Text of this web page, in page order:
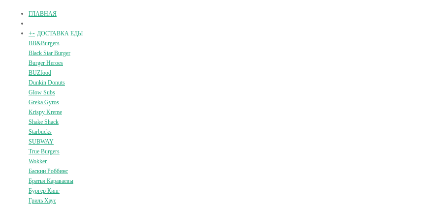
ГЛАВНАЯ
+- ДОСТАВКА ЕДЫ
BB&Burgers
Black Star Burger
Burger Heroes
BUZfood
Dunkin Donuts
Glow Subs
Greka Gyros
Krispy Kreme
Shake Shack
Starbucks
SUBWAY
True Burgers
Wokker
Баскин Роббинс
Братья Караваевы
Бургер Кинг
Гриль Хаус